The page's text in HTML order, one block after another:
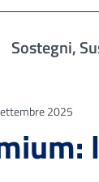
Sostegni,
2025